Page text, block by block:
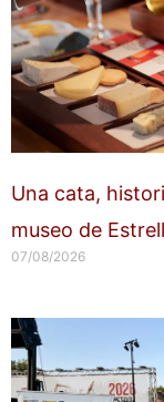
Una cata,
museo de
07/08/2026